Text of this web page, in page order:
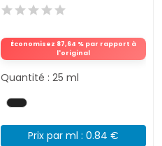
Économisez 87,64 % par rapport à
l'original
Quantité : 25 ml
Prix par ml : 0.84 €